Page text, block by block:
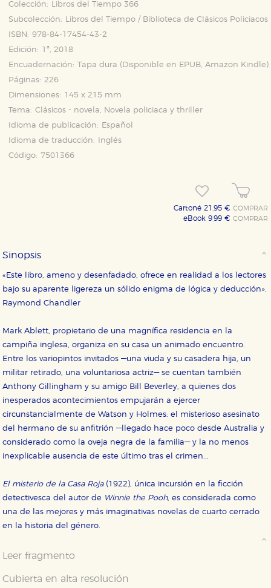
Colección:
Libros del Tiempo 366
Subcolección:
Libros del Tiempo / Biblioteca de Clásicos Policiacos
ISBN: 978-84-17454-43-2
Edición: 1ª, 2018
Encuadernación: Tapa dura (Disponible en EPUB,Amazon Kindle )
Páginas: 226
Dimensiones: 145 x 215 mm
Tema: Clásicos - novela, Novela policiaca y thriller
Idioma de publicación:
Español
Idioma de traducción:
Inglés
Código: 7501366
Cartoné 21,95 €COMPRAR
eBook 9,99 €COMPRAR
Sinopsis
«Este libro, ameno y desenfadado, ofrece en realidad a los lectores
bajo su aparente ligereza un sólido enigma de lógica y deducción».
Raymond Chandler
Mark Ablett, propietario de una magnífica residencia en la
campiña inglesa, organiza en su casa un animado encuentro.
Entre los variopintos invitados —una viuda y su casadera hija, un
militar retirado, una voluntariosa actriz— se cuentan también
Anthony Gillingham y su amigo Bill Beverley, a quienes dos
inesperados acontecimientos empujarán a ejercer
circunstancialmente de Watson y Holmes: el misterioso asesinato
del hermano de su anfitrión —llegado hace poco desde Australia y
considerado como la oveja negra de la familia— y la no menos
inexplicable ausencia de este último tras el crimen...
El misterio de la Casa Roja(1922), única incursión en la ficción
detectivesca del autor de Winnie the Pooh, es considerada como
una de las mejores y más imaginativas novelas de cuarto cerrado
en la historia del género.
Leer fragmento
Cubierta en alta resolución
HABILITAR TODO RECHAZAR TODO
Estas cookies son necesarias para que nuestro sitio
web funcione y no es posible deshabilitarlas desde
nuestro sistema. Es posible hacerlo desde el
áreas de nuestra web dejen de funcionar
correctamente.
Cookies de rendimiento y analíticas
Estas cookies se utilizan para mejorar su experiencia
nuestro sitio web. Almacenan configuraciones de
servicios para que no tenga que reconfigurarlos cada
Cookies de publicidad y redes sociales
Estas cookies son gestionadas por nuestros socios
publicitarios y se utilizan para mostrar publicidad
relevante para sus intereses en otros sitios. No
almacenan directamente información personal sino
GUARDAR CONFIGURACIÓN